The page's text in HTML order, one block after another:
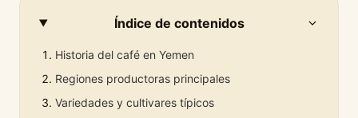
Índice de contenidos
Historia del café en Yemen
Regiones productoras principales
Variedades y cultivares típicos